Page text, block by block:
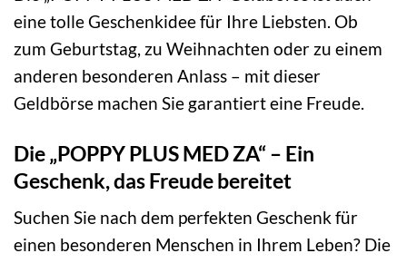
eine tolle Geschenkidee für Ihre Liebsten. Ob
zum Geburtstag, zu Weihnachten oder zu einem
anderen besonderen Anlass – mit dieser
Geldbörse machen Sie garantiert eine Freude.
Die „POPPY PLUS MED ZA“ – Ein
Geschenk, das Freude bereitet
Suchen Sie nach dem perfekten Geschenk für
einen besonderen Menschen in Ihrem Leben? Die